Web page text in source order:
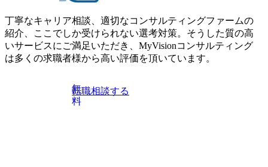
26年8月18日(火) 19:00開始～最長20:00終了 2026年8月13日
(木) 16:00 当日はDirbatoの現役トップコンサルタントが業界
動向を踏まえ、コンサルティング市場の最新トレンドをお
伝えいたします。コンサルティング業界への転職を迷われ
ている方や情報収集を行いたい方のご参加も歓迎です。更
ンサルタントも登壇しますので、当社へ気になることや転
職後のご不安な事はその場でご質問いただけますので、ぜ
丁寧なキャリア相談、適切なコンサルティングファームの
紹介、ここでしか受けられない選考対策。そうした質の高
いサービスにご満足いただき、MyVisionコンサルティング
は多くの求職者様から高い評価を頂いています。
無
料
転職相談する